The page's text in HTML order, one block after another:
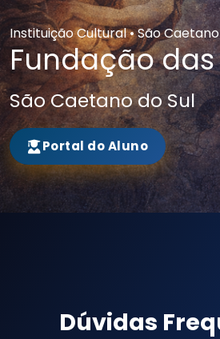
Instituição Cultural • São
Fundação
São Caetano do Sul
Portal do Aluno
Dúvidas